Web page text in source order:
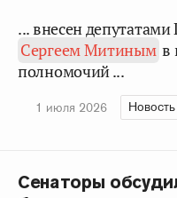
... внесен
Сергеем Митиным в
полномочий ...
1 июля 2026 Новость
Сенаторы